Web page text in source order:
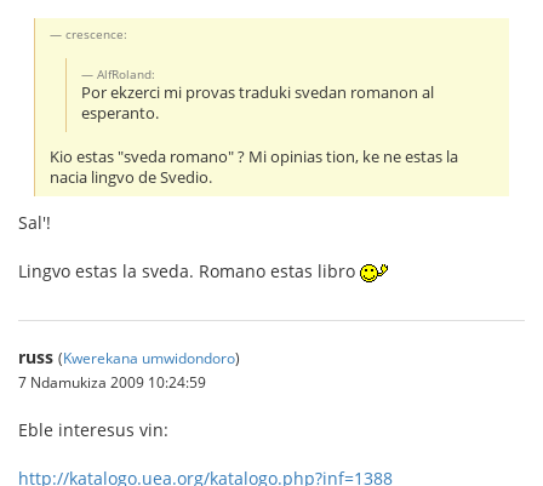
crescence:
AlfRoland:
Por ekzerci mi provas traduki svedan romanon al
esperanto.
Kio estas "sveda romano" ? Mi opinias tion, ke ne estas la
nacia lingvo de Svedio.
Sal'!
Lingvo estas la sveda. Romano estas libro
russ (Kwerekana umwidondoro)
7 Ndamukiza 2009 10:24:59
Eble interesus vin:
http://katalogo.uea.org/katalogo.php?inf=1388